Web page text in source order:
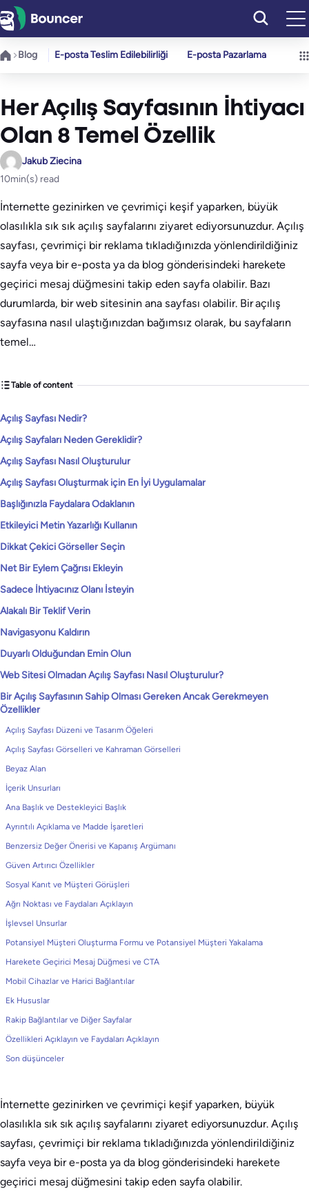
İçeriğe
geç
Blog E-posta Teslim Edilebilirliği E-posta Pazarlama
Her Açılış Sayfasının İhtiyacı
Olan 8 Temel Özellik
Jakub Ziecina
10min(s) read
İnternette gezinirken ve çevrimiçi keşif yaparken, büyük
olasılıkla sık sık açılış sayfalarını ziyaret ediyorsunuzdur. Açılış
sayfası, çevrimiçi bir reklama tıkladığınızda yönlendirildiğiniz
sayfa veya bir e-posta ya da blog gönderisindeki harekete
geçirici mesaj düğmesini takip eden sayfa olabilir. Bazı
durumlarda, bir web sitesinin ana sayfası olabilir. Bir açılış
sayfasına nasıl ulaştığınızdan bağımsız olarak, bu sayfaların
temel…
Table of content
Açılış Sayfası Nedir?
Açılış Sayfaları Neden Gereklidir?
Açılış Sayfası Nasıl Oluşturulur
Açılış Sayfası Oluşturmak için En İyi Uygulamalar
Başlığınızla Faydalara Odaklanın
Etkileyici Metin Yazarlığı Kullanın
Dikkat Çekici Görseller Seçin
Net Bir Eylem Çağrısı Ekleyin
Sadece İhtiyacınız Olanı İsteyin
Alakalı Bir Teklif Verin
Navigasyonu Kaldırın
Duyarlı Olduğundan Emin Olun
Web Sitesi Olmadan Açılış Sayfası Nasıl Oluşturulur?
Bir Açılış Sayfasının Sahip Olması Gereken Ancak Gerekmeyen
Özellikler
Açılış Sayfası Düzeni ve Tasarım Öğeleri
Açılış Sayfası Görselleri ve Kahraman Görselleri
Beyaz Alan
İçerik Unsurları
Ana Başlık ve Destekleyici Başlık
Ayrıntılı Açıklama ve Madde İşaretleri
Benzersiz Değer Önerisi ve Kapanış Argümanı
Güven Artırıcı Özellikler
Sosyal Kanıt ve Müşteri Görüşleri
Ağrı Noktası ve Faydaları Açıklayın
İşlevsel Unsurlar
Potansiyel Müşteri Oluşturma Formu ve Potansiyel Müşteri Yakalama
Harekete Geçirici Mesaj Düğmesi ve CTA
Mobil Cihazlar ve Harici Bağlantılar
Ek Hususlar
Rakip Bağlantılar ve Diğer Sayfalar
Özellikleri Açıklayın ve Faydaları Açıklayın
Son düşünceler
İnternette gezinirken ve çevrimiçi keşif yaparken, büyük
olasılıkla sık sık açılış sayfalarını ziyaret ediyorsunuzdur. Açılış
sayfası, çevrimiçi bir reklama tıkladığınızda yönlendirildiğiniz
sayfa veya bir e-posta ya da blog gönderisindeki harekete
geçirici mesaj düğmesini takip eden sayfa olabilir.